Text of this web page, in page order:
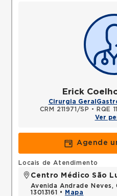
Erick
Cirurgia Geral
CRM 211971/SP •
RQE
Ver
Agende
Locais de Atendimento
Centro Médico São
Avenida Andrade Neves,
13013161 •
Mapa